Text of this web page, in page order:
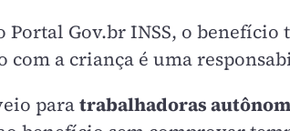
Gov.br INSS, o
com a criança é uma
paratrabalhadoras